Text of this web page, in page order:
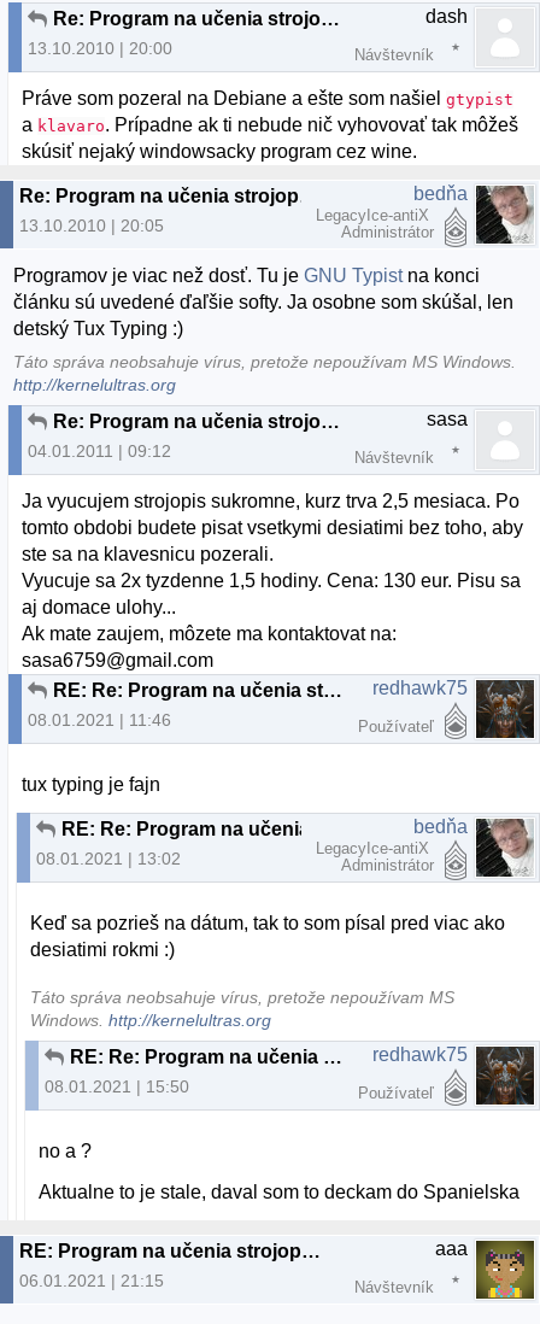
Re: Program na učenia strojopisu
13.10.2010 | 20:00
dash
Návštevník
Práve som pozeral na Debiane a ešte som našielgtypist
a klavaro. Prípadne ak ti nebude nič vyhovovať tak môžeš
skúsiť nejaký windowsacky program cez wine.
Re: Program na učenia strojopisu
13.10.2010 | 20:05
bedňa
LegacyIce-antiX
Administrátor
Programov je viac než dosť. Tu jeGNU Typist na konci
článku sú uvedené ďaľšie softy. Ja osobne som skúšal, len
detský Tux Typing :)
Táto správa neobsahuje vírus, pretože nepoužívam MS Windows.
http://kernelultras.org
Re: Program na učenia strojopisu
04.01.2011 | 09:12
sasa
Návštevník
Ja vyucujem strojopis sukromne, kurz trva 2,5 mesiaca. Po
tomto obdobi budete pisat vsetkymi desiatimi bez toho, aby
ste sa na klavesnicu pozerali.
Vyucuje sa 2x tyzdenne 1,5 hodiny. Cena: 130 eur. Pisu sa
aj domace ulohy...
Ak mate zaujem, môzete ma kontaktovat na:
sasa6759@gmail.com
RE: Re: Program na učenia strojopisu
08.01.2021 | 11:46
redhawk75
Používateľ
tux typing je fajn
08.01.2021 | 13:02
bedňa
LegacyIce-antiX
Administrátor
Keď sa pozrieš na dátum, tak to som písal pred viac ako
desiatimi rokmi :)
Táto správa neobsahuje vírus, pretože nepoužívam MS
Windows.http://kernelultras.org
RE: Re: Program na učenia strojopisu
08.01.2021 | 15:50
redhawk75
Používateľ
no a ?
Aktualne to je stale, daval som to deckam do Spanielska
RE: Program na učenia strojopisu
06.01.2021 | 21:15
aaa
Návštevník